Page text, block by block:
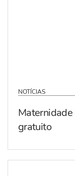
NOTÍCIAS
gratuito